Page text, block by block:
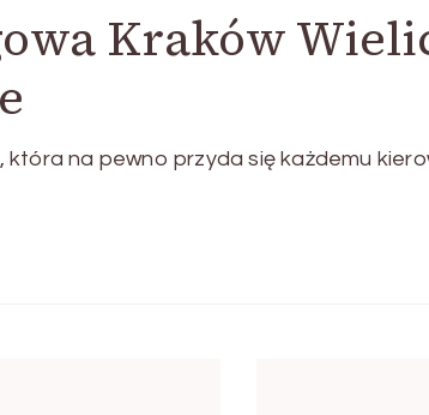
Kraków
która na pewno przyda się każdemu